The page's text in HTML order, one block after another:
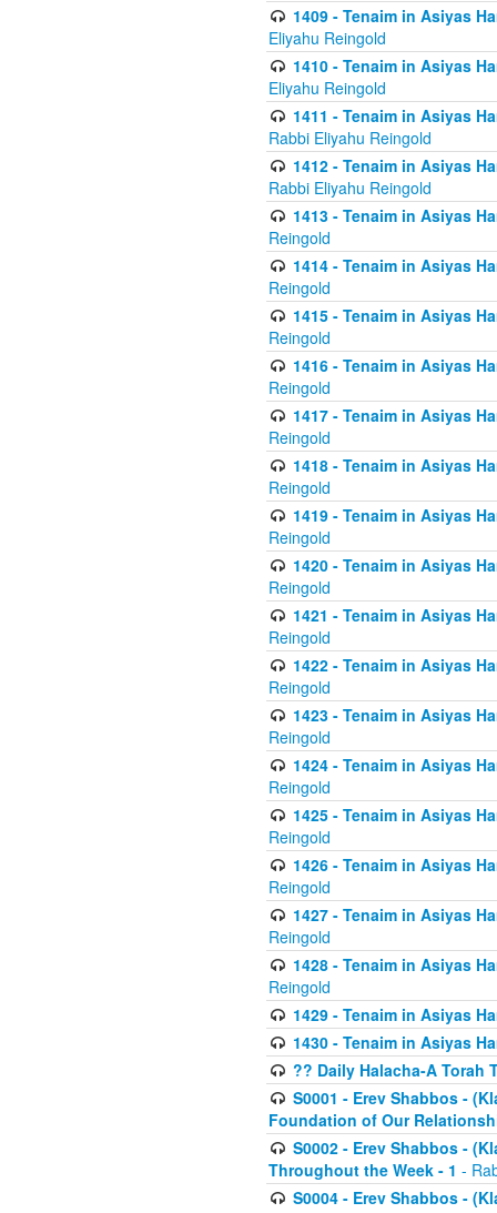
1409 - Tenaim in Asiyas
Eliyahu Reingold
1410 - Tenaim in Asiyas
Eliyahu Reingold
1411 - Tenaim in Asiyas
Rabbi Eliyahu Reingold
1412 - Tenaim in Asiyas
Rabbi Eliyahu Reingold
1413 - Tenaim in Asiyas
Reingold
1414 - Tenaim in Asiyas
Reingold
1415 - Tenaim in Asiyas
Reingold
1416 - Tenaim in Asiyas
Reingold
1417 - Tenaim in Asiyas
Reingold
1418 - Tenaim in Asiyas
Reingold
1419 - Tenaim in Asiyas
Reingold
1420 - Tenaim in Asiyas
Reingold
1421 - Tenaim in Asiyas
Reingold
1422 - Tenaim in Asiyas
Reingold
1423 - Tenaim in Asiyas
Reingold
1424 - Tenaim in Asiyas
Reingold
1425 - Tenaim in Asiyas
Reingold
1426 - Tenaim in Asiyas
Reingold
1427 - Tenaim in Asiyas
Reingold
1428 - Tenaim in Asiyas
Reingold
1429 - Tenaim in Asiyas
1430 - Tenaim in Asiyas
?? Daily Halacha-A Torah
S0001 - Erev Shabbos -
Foundation of Our
S0002 - Erev Shabbos -
Throughout the Week - 1 -
S0004 - Erev Shabbos -